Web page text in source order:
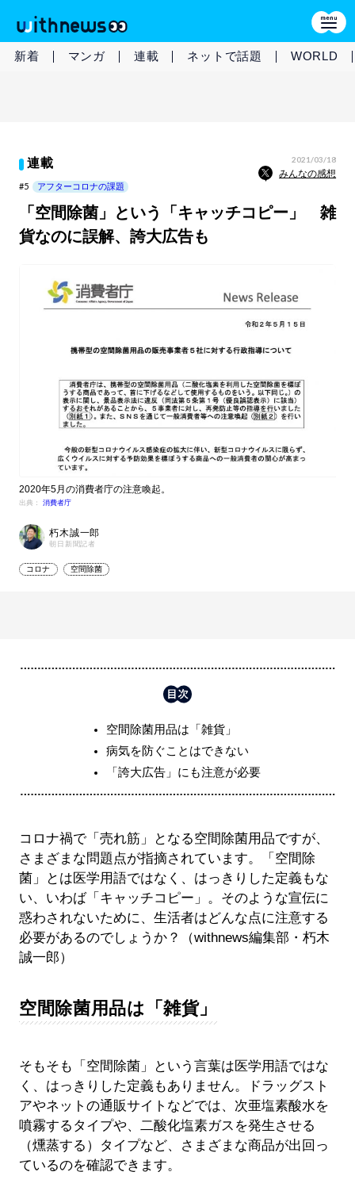
新着 マンガ 連載 ネットで話題 WORLD
連載 2021/03/18
みんなの感想
#5 アフターコロナの課題
「空間除菌」という「キャッチコピー」 雑
貨なのに誤解、誇大広告も
2020年5月の消費者庁の注意喚起。
出典： 消費者庁
朽木誠一郎
朝日新聞記者
コロナ 空間除菌
空間除菌用品は「雑貨」
病気を防ぐことはできない
「誇大広告」にも注意が必要
コロナ禍で「売れ筋」となる空間除菌用品ですが、
さまざまな問題点が指摘されています。「空間除
菌」とは医学用語ではなく、はっきりした定義もな
い、いわば「キャッチコピー」。そのような宣伝に
惑わされないために、生活者はどんな点に注意する
必要があるのでしょうか？（withnews編集部・朽木
誠一郎）
空間除菌用品は「雑貨」
そもそも「空間除菌」という言葉は医学用語ではな
く、はっきりした定義もありません。ドラッグスト
アやネットの通販サイトなどでは、次亜塩素酸水を
噴霧するタイプや、二酸化塩素ガスを発生させる
（燻蒸する）タイプなど、さまざまな商品が出回っ
ているのを確認できます。